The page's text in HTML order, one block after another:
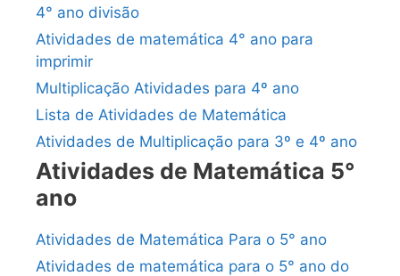
4° ano divisão
Atividades de matemática 4° ano para
imprimir
Multiplicação Atividades para 4º ano
Lista de Atividades de Matemática
Atividades de Multiplicação para 3º e 4º ano
Atividades de Matemática 5°
ano
Atividades de Matemática Para o 5° ano
Atividades de matemática para o 5° ano do